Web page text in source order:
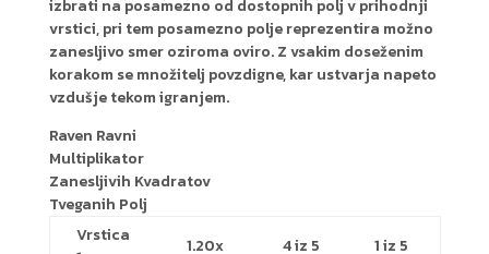
izbrati na posamezno od dostopnih polj v prihodnji
vrstici, pri tem posamezno polje reprezentira možno
zanesljivo smer oziroma oviro. Z vsakim doseženim
korakom se množitelj povzdigne, kar ustvarja napeto
vzdušje tekom igranjem.
Raven Ravni
Multiplikator
Zanesljivih Kvadratov
Tveganih Polj
Vrstica
1.20x 4 iz 5 1 iz 5